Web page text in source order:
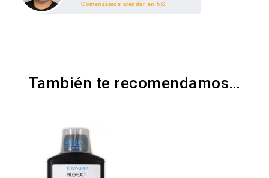
Comenzamos atender en 5:6
También te recomendamos…